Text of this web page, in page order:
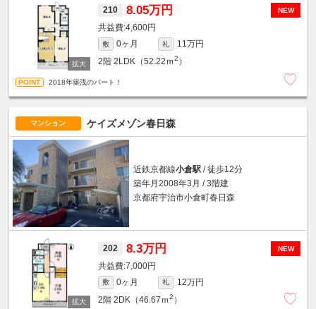
NEW
210 8.05万円
4,600円
敷 0ヶ月 礼
11万円
2階 2LDK（52.22ｍ2 ）
2018年築浅のパート！
マンション ケイズメゾン春日森
近鉄京都線小倉駅/ 徒歩12分
築年月2008年3月 / 3階建
京都府宇治市小倉町春日森
NEW
202 8.3万円
7,000円
敷 0ヶ月 礼
12万円
2階 2DK（46.67ｍ2 ）